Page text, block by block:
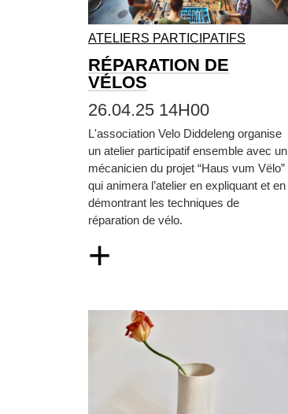
ATELIERS PARTICIPATIFS
RÉPARATION DE
VÉLOS
26.04.25 14H00
L'association Velo Diddeleng organise
un atelier participatif ensemble avec un
mécanicien du projet “Haus vum Vëlo”
qui animera l’atelier en expliquant et en
démontrant les techniques de
réparation de vélo.
+